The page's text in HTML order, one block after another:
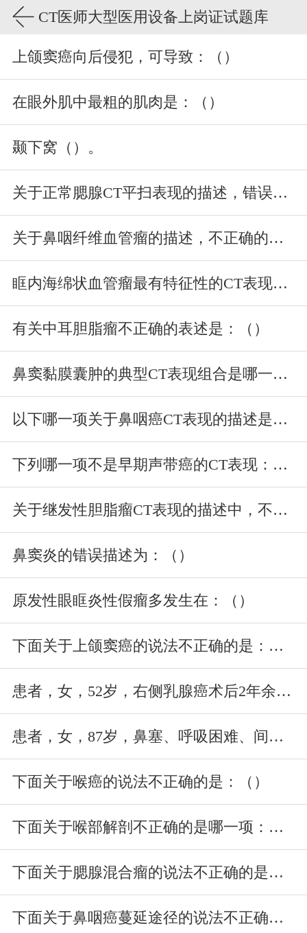
CT医师大型医用设备上岗证试题库
上颌窦癌向后侵犯，可导致：（）
在眼外肌中最粗的肌肉是：（）
颞下窝（）。
关于正常腮腺CT平扫表现的描述，错误的是：（）
关于鼻咽纤维血管瘤的描述，不正确的是：（）
眶内海绵状血管瘤最有特征性的CT表现是（）。
有关中耳胆脂瘤不正确的表述是：（）
鼻窦黏膜囊肿的典型CT表现组合是哪一项：（）
以下哪一项关于鼻咽癌CT表现的描述是不正确的：（）
下列哪一项不是早期声带癌的CT表现：（）
关于继发性胆脂瘤CT表现的描述中，不正确的是：（）
鼻窦炎的错误描述为：（）
原发性眼眶炎性假瘤多发生在：（）
下面关于上颌窦癌的说法不正确的是：（）
患者，女，52岁，右侧乳腺癌术后2年余，发现左侧颈部无痛性肿物1
患者，女，87岁，鼻塞、呼吸困难、间断鼻出血2年余。CT平扫示：
下面关于喉癌的说法不正确的是：（）
下面关于喉部解剖不正确的是哪一项：（）
下面关于腮腺混合瘤的说法不正确的是（）
下面关于鼻咽癌蔓延途径的说法不正确的是：（）